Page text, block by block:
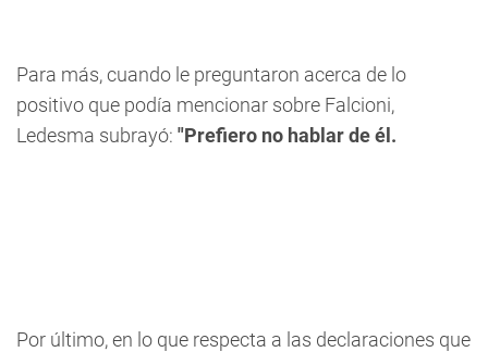
Para más, cuando le preguntaron acerca de lo
positivo que podía mencionar sobre Falcioni,
Ledesma subrayó: "Prefiero no hablar de él.
Por último, en lo que respecta a las declaraciones que